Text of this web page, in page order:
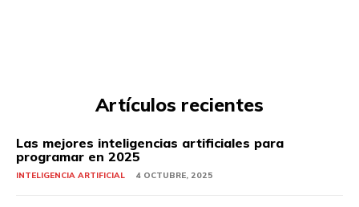
Artículos recientes
Las mejores inteligencias artificiales para
programar en 2025
INTELIGENCIA ARTIFICIAL 4 OCTUBRE, 2025